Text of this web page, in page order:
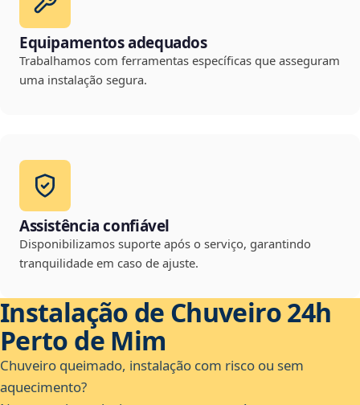
Equipamentos adequados
Trabalhamos com ferramentas específicas que asseguram
uma instalação segura.
Assistência confiável
Disponibilizamos suporte após o serviço, garantindo
tranquilidade em caso de ajuste.
Instalação de Chuveiro 24h
Perto de Mim
Chuveiro queimado, instalação com risco ou sem
aquecimento?